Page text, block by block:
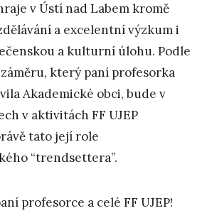
v Ústí nad Labem kromě
a excelentní výzkum i
a kulturní úlohu. Podle
který paní profesorka
Akademické obci, bude v
v aktivitách FF UJEP
tato její role
“trendsettera”.
profesorce a celé FF UJEP!